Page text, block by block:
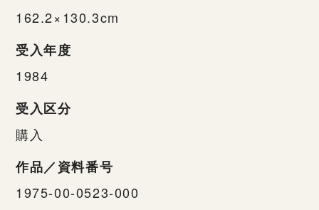
162.2×130.3cm
受入年度
1984
受入区分
購入
作品／資料番号
1975-00-0523-000